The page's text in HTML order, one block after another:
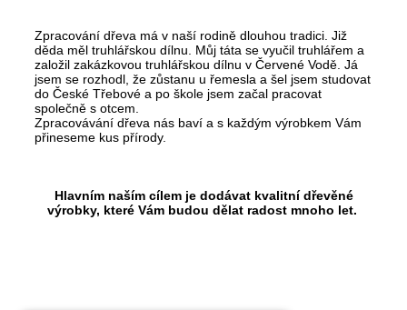
Zpracování dřeva má v naší rodině dlouhou tradici. Již
děda měl truhlářskou dílnu. Můj táta se vyučil truhlářem a
založil zakázkovou truhlářskou dílnu v Červené Vodě. Já
jsem se rozhodl, že zůstanu u řemesla a šel jsem studovat
do České Třebové a po škole jsem začal pracovat
společně s otcem.
Zpracovávání dřeva nás baví a s každým výrobkem Vám
přineseme kus přírody.
Hlavním naším cílem je dodávat kvalitní dřevěné
výrobky, které Vám budou dělat radost mnoho let.